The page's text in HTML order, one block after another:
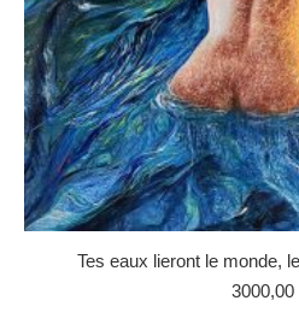
Tes eaux lieront le monde,
3000,00